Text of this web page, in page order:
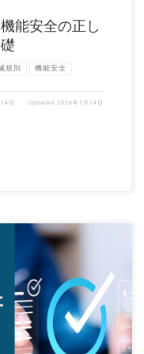
能安全の正し
規則 機能安全
日 Updated2026年7月14日
～15:30開催！ 欧州規制を